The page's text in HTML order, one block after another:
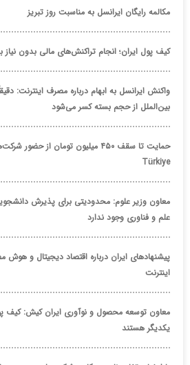
مکالمه رایگان ایرانسل به مناسبت روز تبریز
کیف پول ایران؛ انجام تراکنش‌های مالی بدون نیاز
واکنش ایرانسل به ابهام درباره مصرف اینترنت:
بین‌الملل از حجم بسته کسر می‌شود
Türkiye
معاون وزیر علوم: محدودیتی برای پذیرش
علم و فناوری وجود ندارد
پیشنهادهای ایران درباره اقتصاد دیجیتال و
اینترنت
معاون توسعه محصول و نوآوری ایران کیش: کیف
یکدیگر هستند